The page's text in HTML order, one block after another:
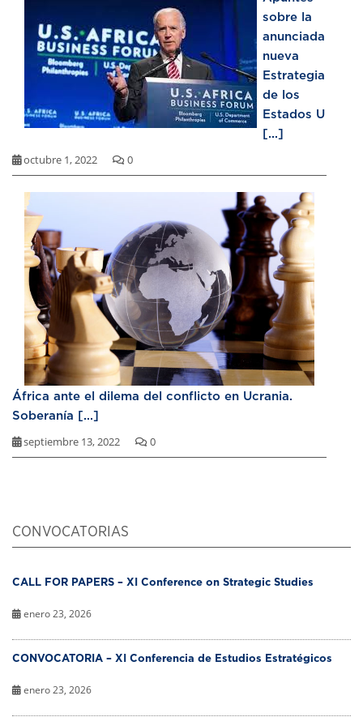
sobre la
anunciada
nueva
Estrategia
de los
Estados U
[...]
octubre 1, 2022 0
África ante el dilema del conflicto en Ucrania.
Soberanía [...]
septiembre 13, 2022 0
CONVOCATORIAS
CALL FOR PAPERS – XI Conference on Strategic Studies
enero 23, 2026
CONVOCATORIA – XI Conferencia de Estudios Estratégicos
enero 23, 2026